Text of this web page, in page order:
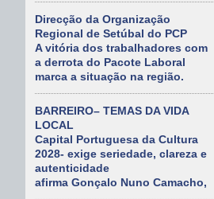
Direcção da Organização
Regional de Setúbal do PCP
A vitória dos trabalhadores com
a derrota do Pacote Laboral
marca a situação na região.
BARREIRO– TEMAS DA VIDA
LOCAL
Capital Portuguesa da Cultura
2028- exige seriedade, clareza e
autenticidade
afirma Gonçalo Nuno Camacho,